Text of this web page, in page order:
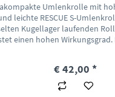
Umlenkrolle mit
leichte RESCUE S-
Kugellager laufenden
einen hohen
€ 42,00 *